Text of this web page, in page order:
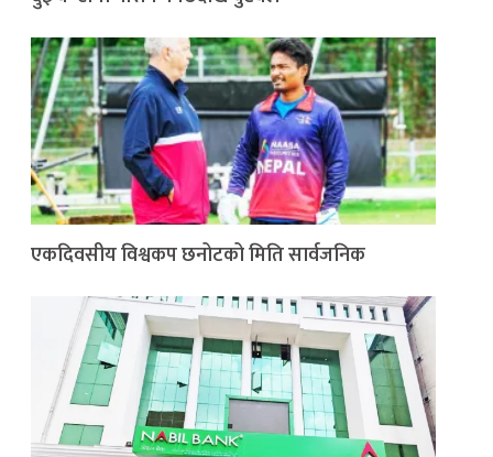
एकदिवसीय विश्वकप छनोटको मिति सार्वजनिक